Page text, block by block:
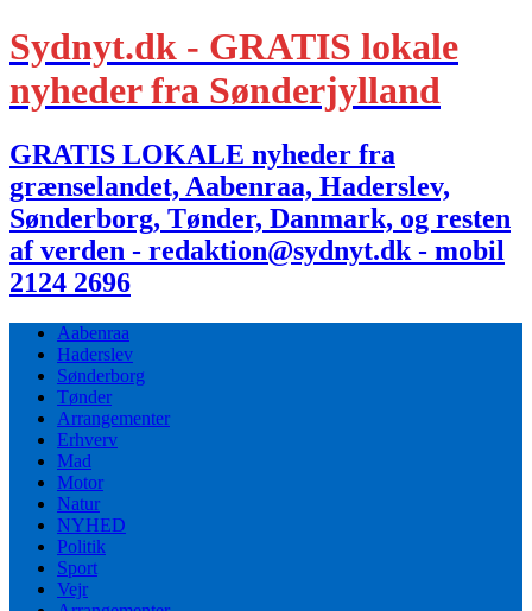
Sydnyt.dk - GRATIS lokale
nyheder fra Sønderjylland
GRATIS LOKALE nyheder fra
grænselandet, Aabenraa, Haderslev,
Sønderborg, Tønder, Danmark, og resten
af verden - redaktion@sydnyt.dk - mobil
2124 2696
Aabenraa
Haderslev
Sønderborg
Tønder
Arrangementer
Erhverv
Mad
Motor
Natur
NYHED
Politik
Sport
Vejr